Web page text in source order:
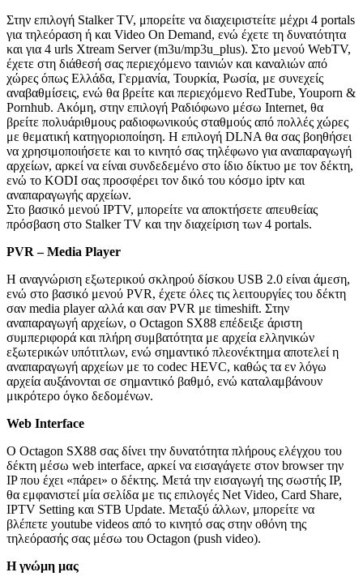
Στην επιλογή Stalker TV, μπορείτε να διαχειριστείτε μέχρι 4 portals
για τηλεόραση ή και Video On Demand, ενώ έχετε τη δυνατότητα
και για 4 urls Xtream Server (m3u/mp3u_plus). Στο μενού WebTV,
έχετε στη διάθεσή σας περιεχόμενο ταινιών και καναλιών από
χώρες όπως Ελλάδα, Γερμανία, Τουρκία, Ρωσία, με συνεχείς
αναβαθμίσεις, ενώ θα βρείτε και περιεχόμενο RedTube, Youporn &
Pornhub. Ακόμη, στην επιλογή Ραδιόφωνο μέσω Internet, θα
βρείτε πολυάριθμους ραδιοφωνικούς σταθμούς από πολλές χώρες
με θεματική κατηγοριοποίηση. Η επιλογή DLNA θα σας βοηθήσει
να χρησιμοποιήσετε και το κινητό σας τηλέφωνο για αναπαραγωγή
αρχείων, αρκεί να είναι συνδεδεμένο στο ίδιο δίκτυο με τον δέκτη,
ενώ το KODI σας προσφέρει τον δικό του κόσμο iptv και
αναπαραγωγής αρχείων.
Στο βασικό μενού IPTV, μπορείτε να αποκτήσετε απευθείας
πρόσβαση στο Stalker TV και την διαχείριση των 4 portals.
PVR –Media Player
Η αναγνώριση εξωτερικού σκληρού δίσκου USB 2.0 είναι άμεση,
ενώ στο βασικό μενού PVR, έχετε όλες τις λειτουργίες του δέκτη
σαν media player αλλά και σαν PVR με timeshift. Στην
αναπαραγωγή αρχείων, ο Octagon SX88 επέδειξε άριστη
συμπεριφορά και πλήρη συμβατότητα με αρχεία ελληνικών
εξωτερικών υπότιτλων, ενώ σημαντικό πλεονέκτημα αποτελεί η
αναπαραγωγή αρχείων με το codec HEVC, καθώς τα εν λόγω
αρχεία αυξάνονται σε σημαντικό βαθμό, ενώ καταλαμβάνουν
μικρότερο όγκο δεδομένων.
Web Interface
Ο Octagon SX88 σας δίνει την δυνατότητα πλήρους ελέγχου του
δέκτη μέσω web interface, αρκεί να εισαγάγετε στον browser την
IP που έχει «πάρει» ο δέκτης. Μετά την εισαγωγή της σωστής IP,
θα εμφανιστεί μία σελίδα με τις επιλογές Net Video, Card Share,
IPTV Setting και STB Update. Μεταξύ άλλων, μπορείτε να
βλέπετε youtube videos από το κινητό σας στην οθόνη της
τηλεόρασής σας μέσω του Octagon (push video).
Η γνώμη μας